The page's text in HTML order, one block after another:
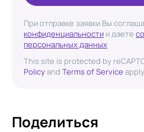
При отправке заявки Вы
конфиденциальности и даете
персональных данных
This site is protected by
Policyand Terms of Service
Поделиться